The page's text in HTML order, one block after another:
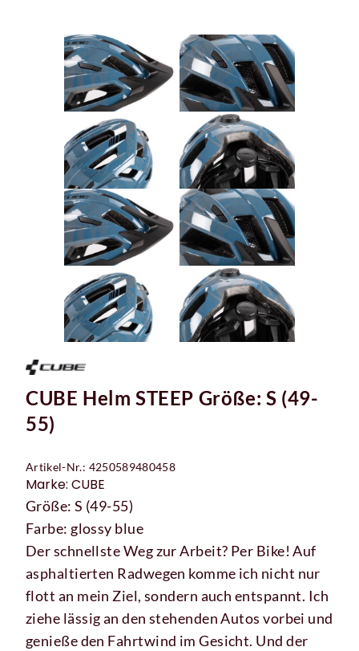
CUBE Helm STEEP Größe: S (49-
55)
Artikel-Nr.: 4250589480458
Marke: CUBE
Größe: S (49-55)
Farbe: glossy blue
Der schnellste Weg zur Arbeit? Per Bike! Auf
asphaltierten Radwegen komme ich nicht nur
flott an mein Ziel, sondern auch entspannt. Ich
ziehe lässig an den stehenden Autos vorbei und
genieße den Fahrtwind im Gesicht. Und der